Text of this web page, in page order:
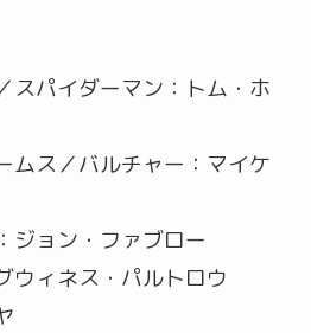
スパイダーマン：トム・ホ
ムス／バルチャー：マイケ
ジョン・ファブロー
ウィネス・パルトロウ